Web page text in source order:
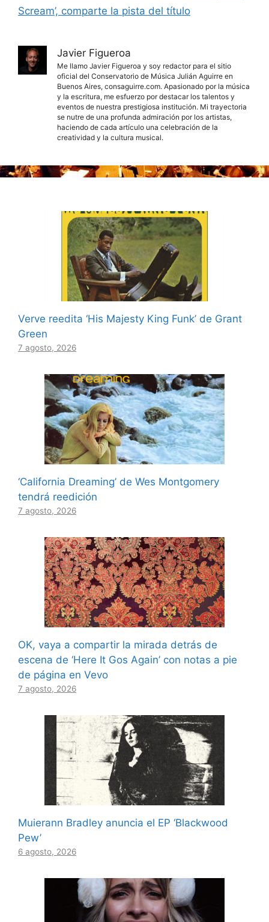
Scream’, comparte la pista del título
Javier Figueroa
Me llamo Javier Figueroa y soy redactor para el sitio
oficial del Conservatorio de Música Julián Aguirre en
Buenos Aires, consaguirre.com. Apasionado por la música
y la escritura, me esfuerzo por destacar los talentos y
eventos de nuestra prestigiosa institución. Mi trayectoria
se nutre de una profunda admiración por los artistas,
haciendo de cada artículo una celebración de la
creatividad y la cultura musical.
Verve reedita ‘His Majesty King Funk’ de Grant
Green
7 agosto, 2026
‘California Dreaming’ de Wes Montgomery
tendrá reedición
7 agosto, 2026
OK, vaya a compartir la mirada detrás de
escena de ‘Here It Gos Again’ con notas a pie
de página en Vevo
7 agosto, 2026
Muierann Bradley anuncia el EP ‘Blackwood
Pew’
6 agosto, 2026